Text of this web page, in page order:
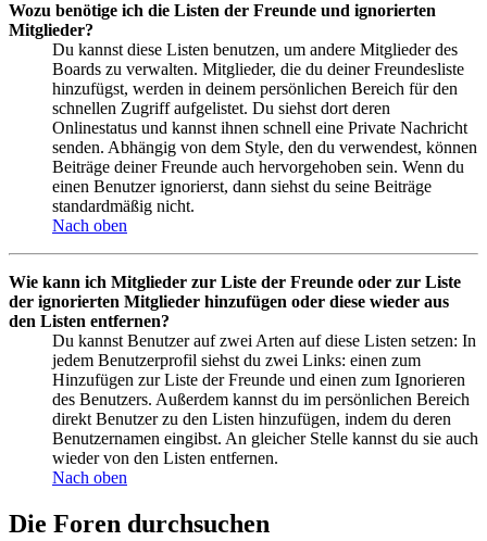
Wozu benötige ich die Listen der Freunde und ignorierten
Mitglieder?
Du kannst diese Listen benutzen, um andere Mitglieder des
Boards zu verwalten. Mitglieder, die du deiner Freundesliste
hinzufügst, werden in deinem persönlichen Bereich für den
schnellen Zugriff aufgelistet. Du siehst dort deren
Onlinestatus und kannst ihnen schnell eine Private Nachricht
senden. Abhängig von dem Style, den du verwendest, können
Beiträge deiner Freunde auch hervorgehoben sein. Wenn du
einen Benutzer ignorierst, dann siehst du seine Beiträge
standardmäßig nicht.
Nach oben
Wie kann ich Mitglieder zur Liste der Freunde oder zur Liste
der ignorierten Mitglieder hinzufügen oder diese wieder aus
den Listen entfernen?
Du kannst Benutzer auf zwei Arten auf diese Listen setzen: In
jedem Benutzerprofil siehst du zwei Links: einen zum
Hinzufügen zur Liste der Freunde und einen zum Ignorieren
des Benutzers. Außerdem kannst du im persönlichen Bereich
direkt Benutzer zu den Listen hinzufügen, indem du deren
Benutzernamen eingibst. An gleicher Stelle kannst du sie auch
wieder von den Listen entfernen.
Nach oben
Die Foren durchsuchen